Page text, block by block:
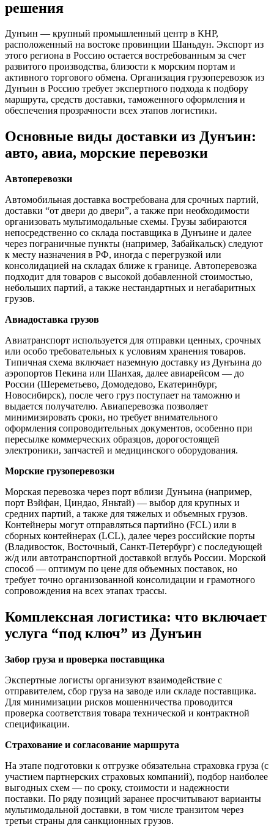
решения
Дунъин — крупный промышленный центр в КНР,
расположенный на востоке провинции Шаньдун. Экспорт из
этого региона в Россию остается востребованным за счет
развитого производства, близости к морским портам и
активного торгового обмена. Организация грузоперевозок из
Дунъин в Россию требует экспертного подхода к подбору
маршрута, средств доставки, таможенного оформления и
обеспечения прозрачности всех этапов логистики.
Основные виды доставки из Дунъин:
авто, авиа, морские перевозки
Автоперевозки
Автомобильная доставка востребована для срочных партий,
доставки “от двери до двери”, а также при необходимости
организовать мультимодальные схемы. Грузы забираются
непосредственно со склада поставщика в Дунъине и далее
через пограничные пункты (например, Забайкальск) следуют
к месту назначения в РФ, иногда с перегрузкой или
консолидацией на складах ближе к границе. Автоперевозка
подходит для товаров с высокой добавленной стоимостью,
небольших партий, а также нестандартных и негабаритных
грузов.
Авиадоставка грузов
Авиатранспорт используется для отправки ценных, срочных
или особо требовательных к условиям хранения товаров.
Типичная схема включает наземную доставку из Дунъина до
аэропортов Пекина или Шанхая, далее авиарейсом — до
России (Шереметьево, Домодедово, Екатеринбург,
Новосибирск), после чего груз поступает на таможню и
выдается получателю. Авиаперевозка позволяет
минимизировать сроки, но требует внимательного
оформления сопроводительных документов, особенно при
пересылке коммерческих образцов, дорогостоящей
электроники, запчастей и медицинского оборудования.
Морские грузоперевозки
Морская перевозка через порт вблизи Дунъина (например,
порт Вэйфан, Циндао, Яньтай) — выбор для крупных и
средних партий, а также для тяжелых и объемных грузов.
Контейнеры могут отправляться партийно (FCL) или в
сборных контейнерах (LCL), далее через российские порты
(Владивосток, Восточный, Санкт-Петербург) с последующей
ж/д или автотранспортной доставкой вглубь России. Морской
способ — оптимум по цене для объемных поставок, но
требует точно организованной консолидации и грамотного
сопровождения на всех этапах трассы.
Комплексная логистика: что включает
услуга “под ключ” из Дунъин
Забор груза и проверка поставщика
Экспертные логисты организуют взаимодействие с
отправителем, сбор груза на заводе или складе поставщика.
Для минимизации рисков мошенничества проводится
проверка соответствия товара технической и контрактной
спецификации.
Страхование и согласование маршрута
На этапе подготовки к отгрузке обязательна страховка груза (с
участием партнерских страховых компаний), подбор наиболее
выгодных схем — по сроку, стоимости и надежности
поставки. По ряду позиций заранее просчитывают варианты
мультимодальной доставки, в том числе транзитом через
третьи страны для санкционных грузов.